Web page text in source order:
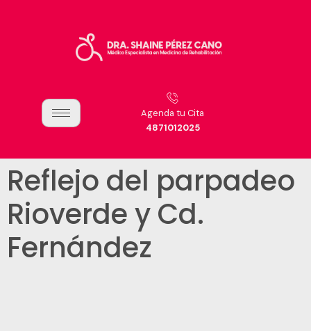
Agenda tu Cita
4871012025
Reflejo del parpadeo
Rioverde y Cd.
Fernández